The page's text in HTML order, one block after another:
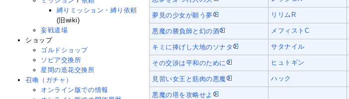
夢見の少女が願う夢 リリムR
悪魔の勝負師と幻の酒 メフィストC
キミに捧げし大地のソナタ サタナイル
その交渉は平和のために ヒュトギン
見習い女王と筋肉の悪魔 ハック
悪魔の塔を攻略せよ
縛りミッション・縛り依頼
(旧wiki)
妄戦道場
ショップ
ゴルドショップ
ソピア交換所
星間の造花交換所
召喚（ガチャ）
オンライン版での情報